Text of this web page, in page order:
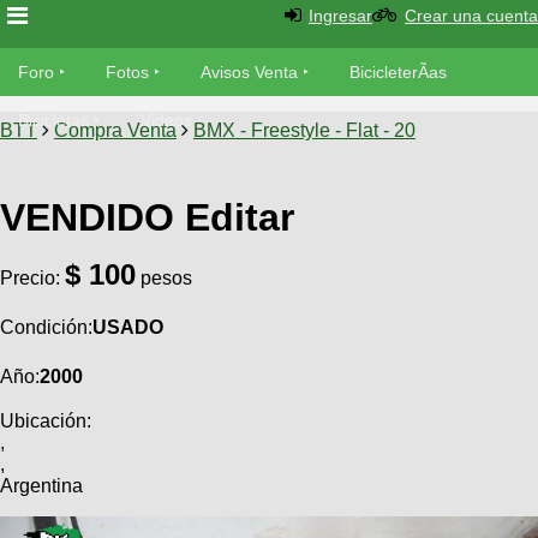
Foro
Foro
MecÃ¡nica
Fotos
SUBÃ
Bicicletas
Viajes
Ventas
tu
Buscar
BicicleterÃ­
as
Bicicletas
Tandem
Cicloturismo
Ingresar Crear una cuenta
Foro Fotos Avisos Venta BicicleterÃ­as
Bicicletas Videos
BTT Compra Venta BMX - Freestyle - Flat - 20
VENDIDO Editar
Precio: $ 100 pesos
Condición:USADO
Año:2000
Ubicación:
,
,
Argentina